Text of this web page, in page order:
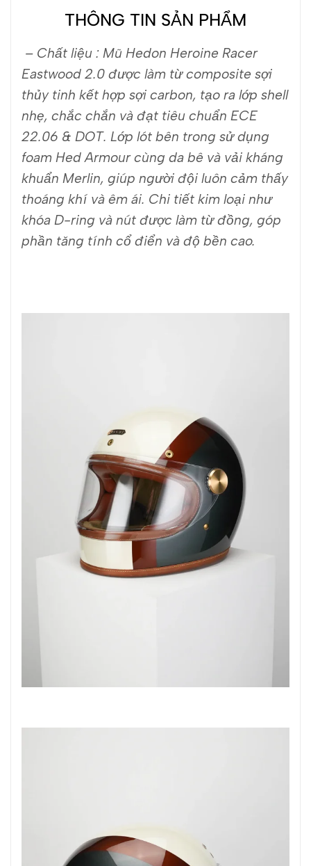
THÔNG TIN SẢN PHẨM
– Chất liệu : Mũ Hedon Heroine Racer
Eastwood 2.0 được làm từ composite sợi
thủy tinh kết hợp sợi carbon, tạo ra lớp shell
nhẹ, chắc chắn và đạt tiêu chuẩn ECE
22.06 & DOT. Lớp lót bên trong sử dụng
foam Hed Armour cùng da bê và vải kháng
khuẩn Merlin, giúp người đội luôn cảm thấy
thoáng khí và êm ái. Chi tiết kim loại như
khóa D-ring và nút được làm từ đồng, góp
phần tăng tính cổ điển và độ bền cao.